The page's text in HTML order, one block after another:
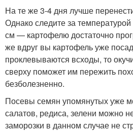
На те же 3-4 дня лучше
Однако следите за
см — картофелю достаточно
же вдруг вы картофель уже
проклевываются всходы, то
сверху поможет им пережить
безболезненно.
Посевы семян упомянутых уже
салатов, редиса, зелени можно
заморозки в данном случае не